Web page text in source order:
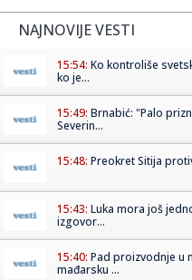
NAJNOVIJE VESTI
15:54: Ko kontroliše
ko je...
15:49: Brnabić: "Palo
Severin...
15:48: Preokret Sitija
15:43: Luka mora još
izgovor...
15:40: Pad proizvodnje u
mađarsku ...